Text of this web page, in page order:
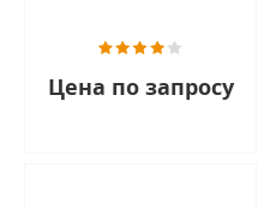
Цена по запросу